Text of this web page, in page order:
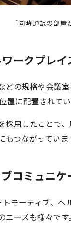
［同時通訳の部
ークプレイ
どの規格や会議
置に配置されてい
採用したことで
つながっていま
コミュニケ
モーティブ、
ーズも様々です。